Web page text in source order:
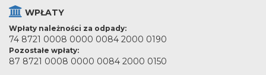
WPŁATY
Wpłaty należności za odpady:
74 8721 0008 0000 0084 2000 0190
Pozostałe wpłaty:
87 8721 0008 0000 0084 2000 0150